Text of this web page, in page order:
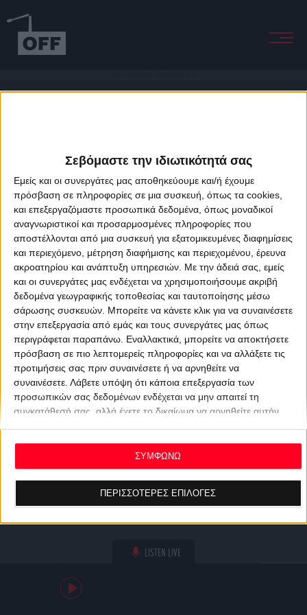
Σεβόμαστε την ιδιωτικότητά σας
Εμείς και οι συνεργάτες μας αποθηκεύουμε και/ή έχουμε
πρόσβαση σε πληροφορίες σε μια συσκευή, όπως τα cookies,
και επεξεργαζόμαστε προσωπικά δεδομένα, όπως μοναδικοί
αναγνωριστικοί και προσαρμοσμένες πληροφορίες που
αποστέλλονται από μια συσκευή για εξατομικευμένες διαφημίσεις
και περιεχόμενο, μέτρηση διαφήμισης και περιεχομένου, έρευνα
ακροατηρίου και ανάπτυξη υπηρεσιών. Με την άδειά σας, εμείς
και οι συνεργάτες μας ενδέχεται να χρησιμοποιήσουμε ακριβή
δεδομένα γεωγραφικής τοποθεσίας και ταυτοποίησης μέσω
σάρωσης συσκευών. Μπορείτε να κάνετε κλικ για να συναινέσετε
στην επεξεργασία από εμάς και τους συνεργάτες μας όπως
περιγράφεται παραπάνω. Εναλλακτικά, μπορείτε να αποκτήσετε
πρόσβαση σε πιο λεπτομερείς πληροφορίες και να αλλάξετε τις
προτιμήσεις σας πριν συναινέσετε ή να αρνηθείτε να
συναινέσετε. Λάβετε υπόψη ότι κάποια επεξεργασία των
προσωπικών σας δεδομένων ενδέχεται να μην απαιτεί τη
συγκατάθεσή σας, αλλά έχετε το δικαίωμα να αρνηθείτε αυτήν
ανακαλέσετε τη συγκατάθεσή σας ανά πάσα στιγμή
επιστρέφοντας σε αυτόν τον ιστότοπο και κάνοντας κλικ στο
κουμπί "Απορρήτου" στο κάτω μέρος της ιστοσελίδας.
ΠΕΡΙΣΣΟΤΕΡΕΣ ΕΠΙΛΟΓΕΣ
ΣΥΜΦΩΝΩ
LISTEN LIVE
About Offradio Business Class Terms & Conditions
Privacy Policy
Designed & developed byporcupine colors&Fotis Alexandrou